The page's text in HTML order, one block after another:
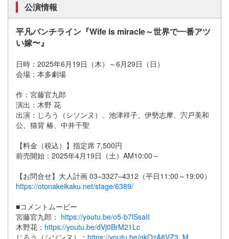
公演情報
平凡パンチライン『Wife is miracle～世界で一番アツ
い嫁〜』
日時：2025年6月19日（木）～6月29日（日）
会場：本多劇場
作：宮藤官九郎
演出：木野 花
出演：じろう（シソンヌ）、池津祥子、伊勢志摩、宍戸美和
公、猫背 椿、中井千聖
【料金（税込）】指定席 7,500円
前売開始：2025年4月19日（土）AM10:00～
【お問合せ】大人計画 03–3327–4312（平日11:00～19:00）
https://otonakeikaku.net/stage/6389/
■コメントムービー
宮藤官九郎： https://youtu.be/o5-b7lSsaII
木野花： https://youtu.be/dVj0BrM21Lc
じろう（シソンヌ）： https://youtu.be/gkOzA8VZ3_M